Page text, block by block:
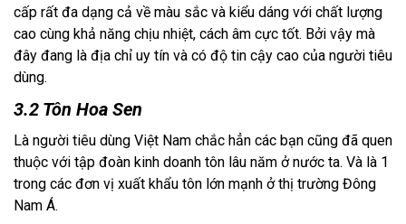
cấp rất đa dạng cả về màu sắc và kiểu dáng với chất lượng
cao cùng khả năng chịu nhiệt, cách âm cực tốt. Bởi vậy mà
đây đang là địa chỉ uy tín và có độ tin cậy cao của người tiêu
dùng.
3.2 Tôn Hoa Sen
Là người tiêu dùng Việt Nam chắc hẳn các bạn cũng đã quen
thuộc với tập đoàn kinh doanh tôn lâu năm ở nước ta. Và là 1
trong các đơn vị xuất khẩu tôn lớn mạnh ở thị trường Đông
Nam Á.